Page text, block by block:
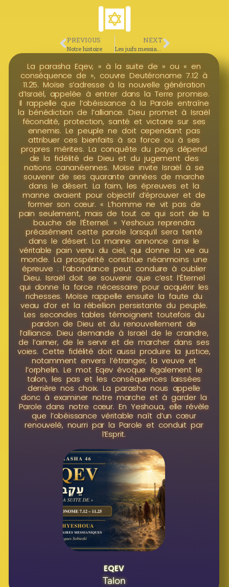
La parasha Eqev, « à la suite de » ou « en
conséquence de », couvre Deutéronome 7.12 à
11.25. Moïse s’adresse à la nouvelle génération
d’Israël, appelée à entrer dans la Terre promise.
Il rappelle que l’obéissance à la Parole entraîne
la bénédiction de l’alliance. Dieu promet à Israël
fécondité, protection, santé et victoire sur ses
ennemis. Le peuple ne doit cependant pas
attribuer ces bienfaits à sa force ou à ses
propres mérites. La conquête du pays dépend
de la fidélité de Dieu et du jugement des
nations cananéennes. Moïse invite Israël à se
souvenir de ses quarante années de marche
dans le désert. La faim, les épreuves et la
manne avaient pour objectif d’éprouver et de
former son cœur. « L’homme ne vit pas de
pain seulement, mais de tout ce qui sort de la
bouche de l’Éternel. » Yeshoua reprendra
précisément cette parole lorsqu’il sera tenté
dans le désert. La manne annonce ainsi le
véritable pain venu du ciel, qui donne la vie au
monde. La prospérité constitue néanmoins une
épreuve : l’abondance peut conduire à oublier
Dieu. Israël doit se souvenir que c’est l’Éternel
qui donne la force nécessaire pour acquérir les
richesses. Moïse rappelle ensuite la faute du
veau d’or et la rébellion persistante du peuple.
Les secondes tables témoignent toutefois du
pardon de Dieu et du renouvellement de
l’alliance. Dieu demande à Israël de le craindre,
de l’aimer, de le servir et de marcher dans ses
voies. Cette fidélité doit aussi produire la justice,
notamment envers l’étranger, la veuve et
l’orphelin. Le mot Eqev évoque également le
talon, les pas et les conséquences laissées
derrière nos choix. La parasha nous appelle
donc à examiner notre marche et à garder la
Parole dans notre cœur. En Yeshoua, elle révèle
que l’obéissance véritable naît d’un cœur
renouvelé, nourri par la Parole et conduit par
l’Esprit.
EQEV
Talon
PREVIOUS
Notre histoire
NEXT